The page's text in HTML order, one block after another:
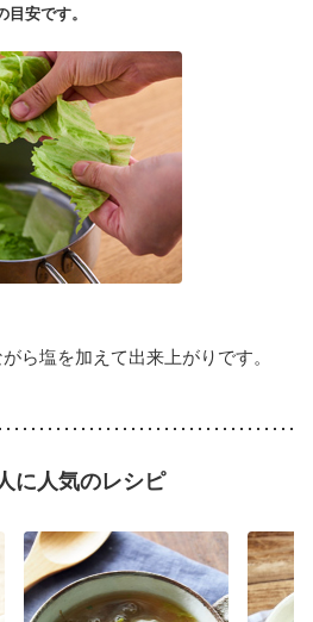
安です。
ら塩を加えて出来上がりです。
に人気のレシピ